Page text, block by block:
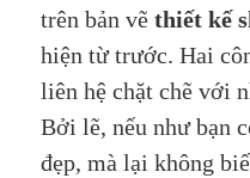
trên bản vẽ thiết kế
hiện từ trước. Hai
liên hệ chặt chẽ với
Bởi lẽ, nếu như bạn
đẹp, mà lại không